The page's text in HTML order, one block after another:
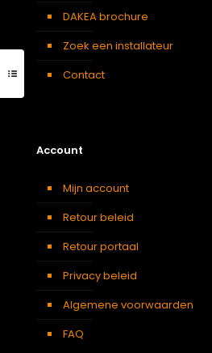
DAKEA brochure
Zoek een installateur
Contact
Account
Mijn account
Retour beleid
Retour portaal
Privacy beleid
Algemene voorwaarden
FAQ